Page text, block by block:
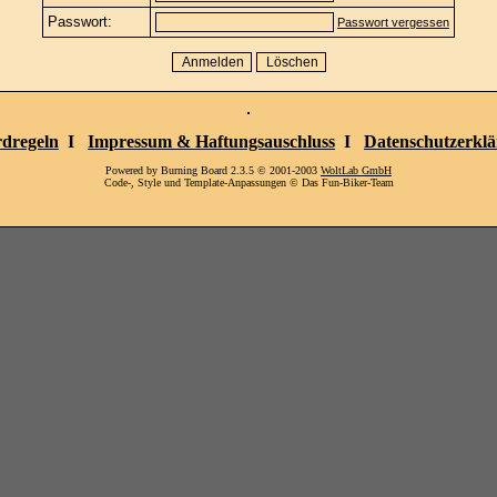
Passwort: Passwort vergessen
I Impressum & Haftungsauschluss I
Powered by Burning Board 2.3.5 © 2001-2003 WoltLab GmbH
Code-, Style und Template-Anpassungen © Das Fun-Biker-Team